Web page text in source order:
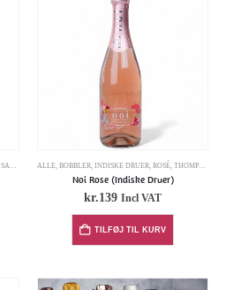
SAUVIGNON BLANC ALLE, BOBBLER, INDISKE DRUER, ROSÉ, THOMPSON SEEDLESS
Noi Rose (Indiske Druer)
kr.139 Incl VAT
TILFØJ TIL KURV